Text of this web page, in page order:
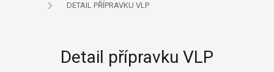
DETAIL PŘÍPRAVKU VLP
Detail přípravku VLP